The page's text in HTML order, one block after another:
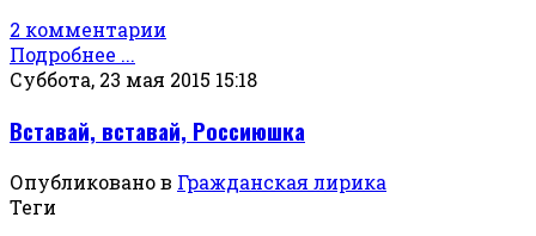
2 комментарии
Подробнее ...
Суббота, 23 мая 2015 15:18
Вставай, вставай, Россиюшка
Опубликовано в Гражданская лирика
Теги